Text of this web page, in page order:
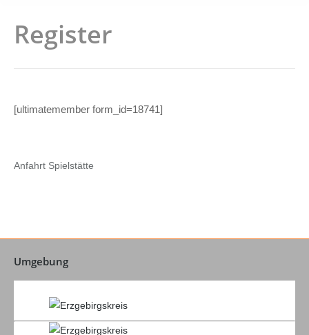
Register
[ultimatemember form_id=18741]
Anfahrt Spielstätte
Umgebung